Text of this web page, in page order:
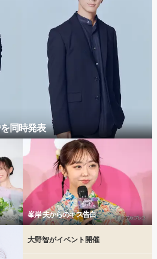
同時発表
峯岸 夫からのキス告白
大野智がイベント開催